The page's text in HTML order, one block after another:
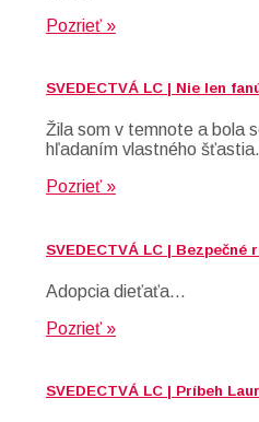
Pozrieť »
SVEDECTVÁ LC | Nie len
Žila som v temnote a bola
hľadaním vlastného šťastia.
Pozrieť »
SVEDECTVÁ LC |
Adopcia dieťaťa…
Pozrieť »
SVEDECTVÁ LC | Príbeh